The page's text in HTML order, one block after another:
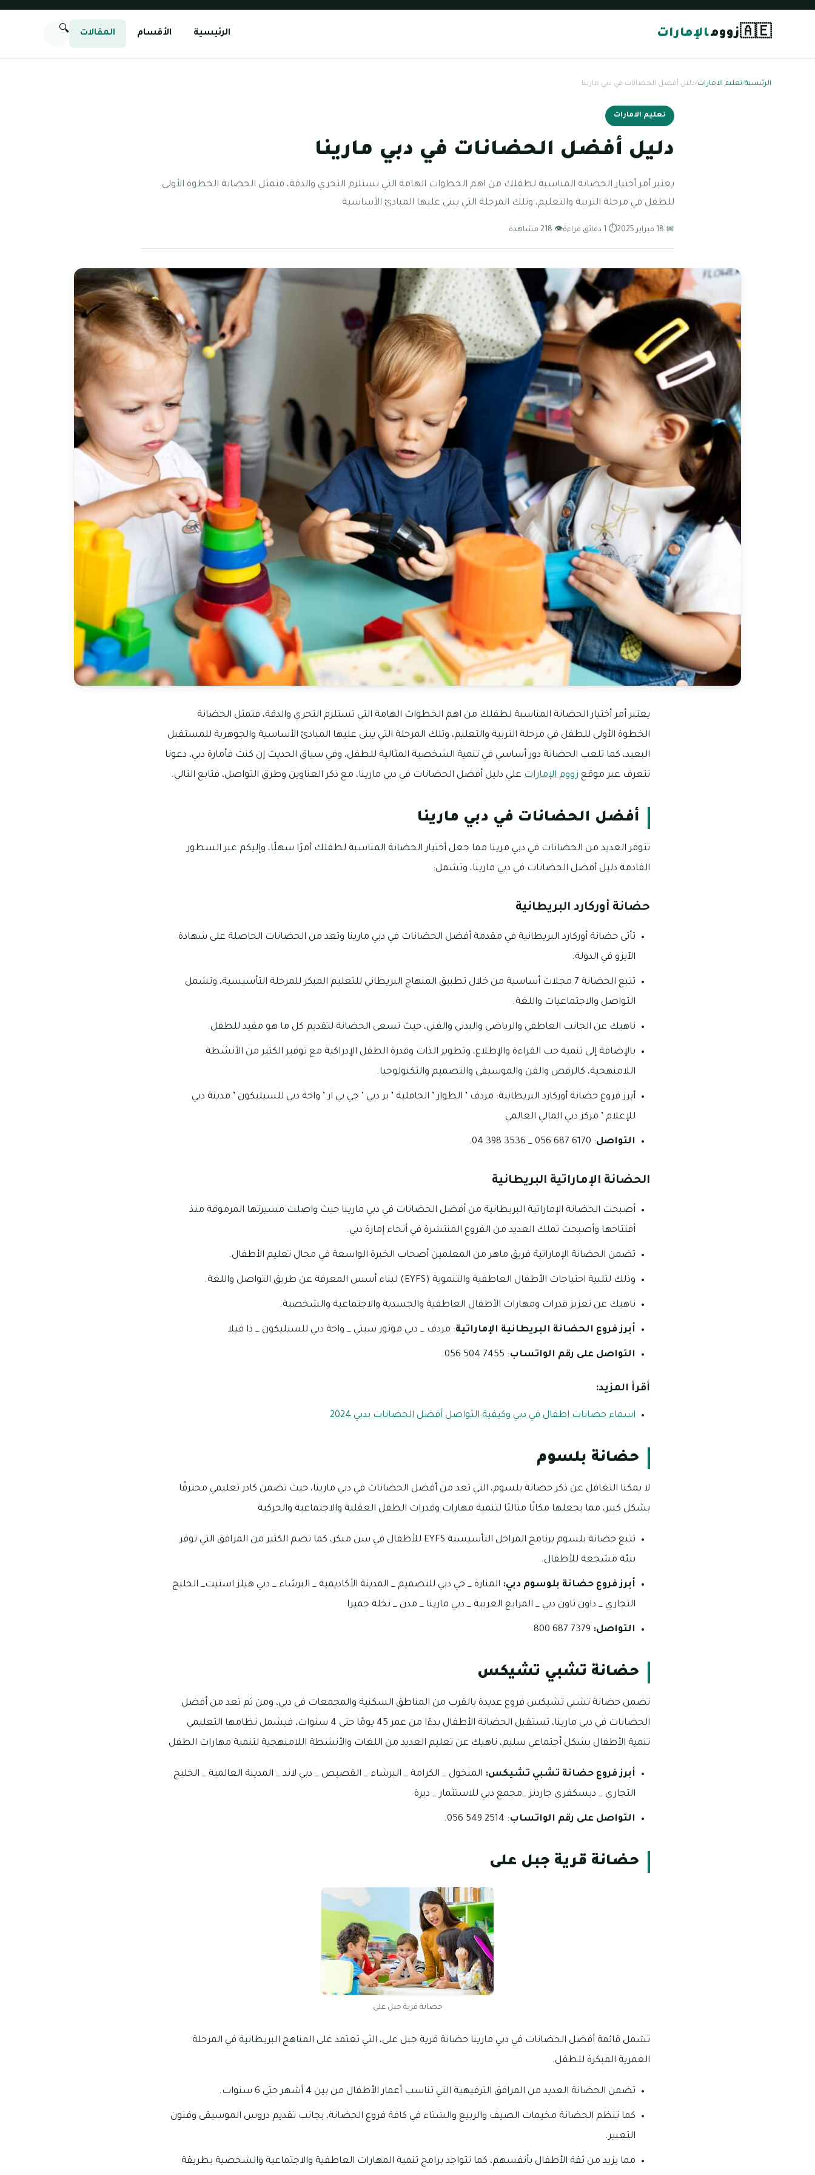
🇦🇪زوومالإمارات الرئيسية الأقسام المقالات 🔍
الرئيسية/تعليم الامارات/دليل أفضل الحضانات في دبي مارينا
تعليم الامارات
دليل أفضل الحضانات في دبي مارينا
يعتبر أمر أختيار الحضانة المناسبة لطفلك من اهم الخطوات الهامة التي تستلزم التحري والدقة، فتمثل الحضانة الخطوة الأولى
للطفل في مرحلة التربية والتعليم، وتلك المرحلة التي يبنى عليها المبادئ الأساسية
📅 18 فبراير 2025 ⏱ 1 دقائق قراءة 👁 218 مشاهدة
يعتبر أمر أختيار الحضانة المناسبة لطفلك من اهم الخطوات الهامة التي تستلزم التحري والدقة، فتمثل الحضانة
الخطوة الأولى للطفل في مرحلة التربية والتعليم، وتلك المرحلة التي يبنى عليها المبادئ الأساسية والجوهرية للمستقبل
البعيد، كما تلعب الحضانة دور أساسي في تنمية الشخصية المثالية للطفل، وفي سياق الحديث إن كنت فأمارة دبي، دعونا
نتعرف عبر موقع زووم الإمارات علي دليل أفضل الحضانات في دبي مارينا، مع ذكر العناوين وطرق التواصل، فتابع التالي.
أفضل الحضانات في دبي مارينا
تتوفر العديد من الحضانات في دبي مرينا مما جعل أختيار الحضانة المناسبة لطفلك أمرًا سهلًا، وإليكم عبر السطور
القادمة دليل أفضل الحضانات في دبي مارينا، وتشمل:
حضانة أوركارد البريطانية
تأتى حضانة أوركارد البريطانية في مقدمة أفضل الحضانات في دبي مارينا وتعد من الحضانات الحاصلة على شهادة
الآيزو في الدولة.
تتبع الحضانة 7 مجلات أساسية من خلال تطبيق المنهاج البريطاني للتعليم المبكر للمرحلة التأسيسية، وتشمل
التواصل والاجتماعيات واللغة.
ناهيك عن الجانب العاطفي والرياضي والبدني والفني، حيث تسعى الحضانة لتقديم كل ما هو مفيد للطفل.
بالإضافة إلى تنمية حب القراءة والإطلاع، وتطوير الذات وقدرة الطفل الإدراكية مع توفير الكثير من الأنشطة
اللامنهجية، كالرقص والفن والموسيقى والتصميم والتكنولوجيا.
أبرز فروع حضانة أوركارد البريطانية: مردف ’ الطوار ’ الجافلية ’ بر دبي ’ جي بي ار ’ واحة دبي للسيليكون ’ مدينة دبي
للإعلام ’ مركز دبي المالي العالمي
التواصل: 6170 687 056 _ 3536 398 04.
الحضانة الإماراتية البريطانية
أصبحت الحضانة الإماراتية البريطانية من أفضل الحضانات في دبي مارينا حيث واصلت مسيرتها المرموقة منذ
أفتتاحها وأصبحت تملك العديد من الفروع المنتشرة في أنحاء إمارة دبي.
تضمن الحضانة الإماراتية فريق ماهر من المعلمين أصحاب الخبرة الواسعة في مجال تعليم الأطفال.
وذلك لتلبية احتياجات الأطفال العاطفية والتنموية (EYFS) لبناء أسس المعرفة عن طريق التواصل واللغة.
ناهيك عن تعزيز قدرات ومهارات الأطفال العاطفية والجسدية والاجتماعية والشخصية.
أبرز فروع الحضانة البريطانية الإماراتية: مردف _ دبي موتور سيتي _ واحة دبي للسيليكون _ ذا فيلا
التواصل على رقم الواتساب: 7455 504 056.
أقرأ المزيد:
اسماء حضانات اطفال في دبي وكيفية التواصل أفضل الحضانات بدبي 2024
حضانة بلسوم
لا يمكنا التغافل عن ذكر حضانة بلسوم، التي تعد من أفضل الحضانات في دبي مارينا، حيث تضمن كادر تعليمي محترفًا
بشكل كبير، مما يجعلها مكانًا مثاليًا لتنمية مهارات وقدرات الطفل العقلية والاجتماعية والحركية
تتبع حضانة بلسوم برنامج المراحل التأسيسية EYFS للأطفال في سن مبكر، كما تضم الكثير من المرافق التي توفر
بيئة مشجعة للأطفال.
أبرز فروع حضانة بلوسوم دبي: المنارة _ حي دبي للتصميم _ المدينة الأكاديمية _ البرشاء _ دبي هيلز استيت_ الخليج
التجاري _ داون تاون دبي _ المرابع العربية _ دبي مارينا _ مدن _ نخلة جميرا
التواصل:
حضانة تشبي تشيكس
تضمن حضانة تشبي تشيكس فروع عديدة بالقرب من المناطق السكنية والمجمعات في دبي، ومن ثم تعد من أفضل
الحضانات في دبي مارينا، تستقبل الحضانة الأطفال بدءًا من عمر 45 يومًا حتى 4 سنوات، فيشمل نظامها التعليمي
تنمية الأطفال بشكل أجتماعي سليم، ناهيك عن تعليم العديد من اللغات والأنشطة اللامنهجية لتنمية مهارات الطفل
أبرز فروع حضانة تشبي تشيكس: المنخول _ الكرامة _ البرشاء _ القصيص _ دبي لاند _ المدينة العالمية _ الخليج
التجاري _ ديسكفري جاردنز _مجمع دبي للاستثمار _ ديرة
التواصل على رقم الواتساب: 2514 549 056.
حضانة قرية جبل على
حضانة قرية جبل على
تشمل قائمة أفضل الحضانات في دبي مارينا حضانة قرية جبل على، التي تعتمد على المناهج البريطانية في المرحلة
العمرية المبكرة للطفل.
تضمن الحضانة العديد من المرافق الترفيهية التي تناسب أعمار الأطفال من بين 4 أشهر حتى 6 سنوات.
كما تنظم الحضانة مخيمات الصيف والربيع والشتاء في كافة فروع الحضانة، بجانب تقديم دروس الموسيقى وفنون
التعبير.
مما يزيد من ثقة الأطفال بأنفسهم، كما تتواجد برامج تنمية المهارات العاطفية والاجتماعية والشخصية بطريقة